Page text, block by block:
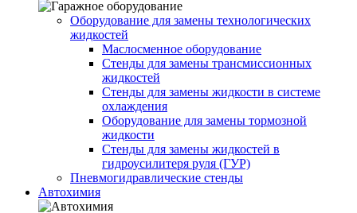
Оборудование для замены технологических
жидкостей
Маслосменное оборудование
Стенды для замены трансмиссионных
жидкостей
Стенды для замены жидкости в системе
охлаждения
Оборудование для замены тормозной
жидкости
Стенды для замены жидкостей в
гидроусилитеря руля (ГУР)
Пневмогидравлические стенды
Автохимия